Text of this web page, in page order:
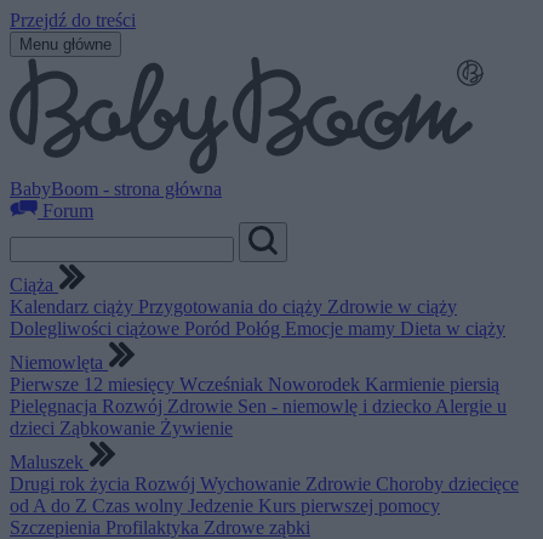
Przejdź do treści
Menu główne
BabyBoom - strona główna
Forum
Ciąża
Kalendarz ciąży Przygotowania do ciąży Zdrowie w ciąży
Dolegliwości ciążowe Poród Połóg Emocje mamy Dieta w ciąży
Niemowlęta
Pierwsze 12 miesięcy Wcześniak Noworodek Karmienie piersią
Pielęgnacja Rozwój Zdrowie Sen - niemowlę i dziecko Alergie u
dzieci Ząbkowanie Żywienie
Maluszek
Drugi rok życia Rozwój Wychowanie Zdrowie Choroby dziecięce
od A do Z Czas wolny Jedzenie Kurs pierwszej pomocy
Szczepienia Profilaktyka Zdrowe ząbki